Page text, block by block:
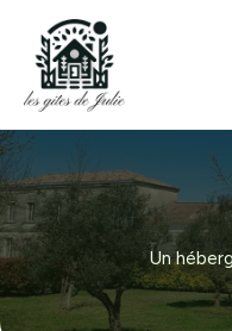
contenu
Un